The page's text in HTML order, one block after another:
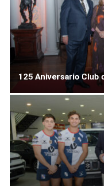
125 Aniversario Club